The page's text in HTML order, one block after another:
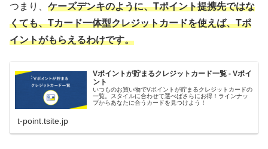
つまり、 ケーズデンキのように、Tポイント提携先ではな
くても、Tカード一体型クレジットカードを使えば、Tポ
イントがもらえるわけです。
Vポイントが貯まるクレジットカード一覧 - Vポイ
ント
いつものお買い物でVポイントが貯まるクレジットカードの
一覧。スタイルに合わせて選べばさらにお得！ラインナッ
プからあなたに合うカードを見つけよう！
t-point.tsite.jp